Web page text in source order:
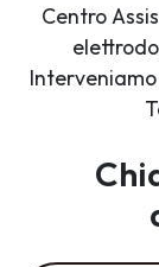
Centro